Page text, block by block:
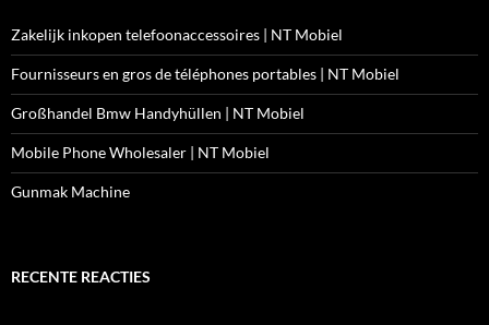
Zakelijk inkopen telefoonaccessoires | NT Mobiel
Fournisseurs en gros de téléphones portables | NT Mobiel
Großhandel Bmw Handyhüllen | NT Mobiel
Mobile Phone Wholesaler | NT Mobiel
Gunmak Machine
RECENTE REACTIES